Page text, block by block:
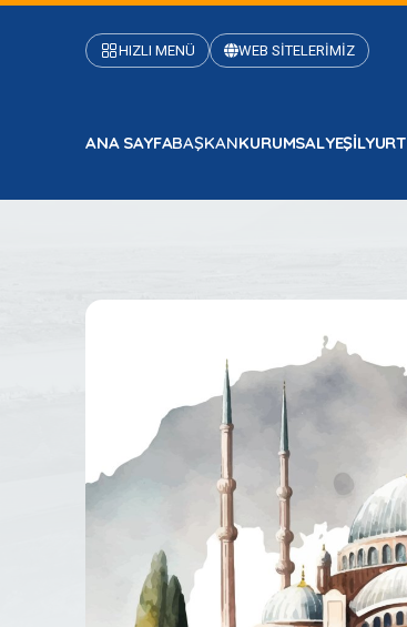
HIZLI MENÜ WEB SİTELERİMİZ
ANA SAYFABAŞKANKURUMSALYEŞİLYURT